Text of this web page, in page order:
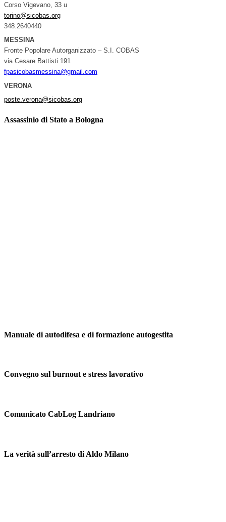
Corso Vigevano, 33 u
torino@sicobas.org
348.2640440
MESSINA
Fronte Popolare Autorganizzato – S.I. COBAS
via Cesare Battisti 191
fpasicobasmessina@gmail.com
VERONA
poste.verona@sicobas.org
Assassinio di Stato a Bologna
Manuale di autodifesa e di formazione autogestita
Convegno sul burnout e stress lavorativo
Comunicato CabLog Landriano
La verità sull’arresto di Aldo Milano